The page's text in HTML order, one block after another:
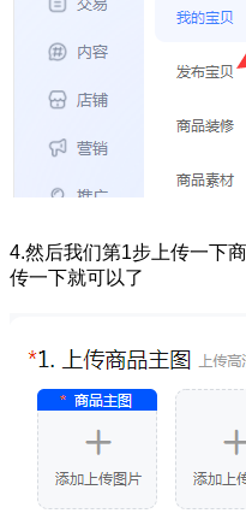
4.然后我们第1步上传一下
传一下就可以了